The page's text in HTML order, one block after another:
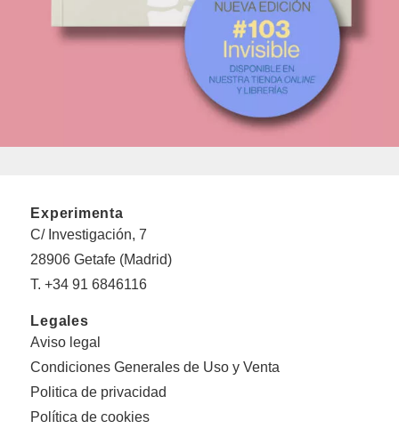
Experimenta
C/ Investigación, 7
28906 Getafe (Madrid)
T. +34 91 6846116
Legales
Aviso legal
Condiciones Generales de Uso y Venta
Politica de privacidad
Política de cookies